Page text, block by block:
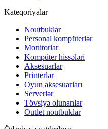
Kateqoriyalar
Noutbuklar
Personal kompüterlər
Monitorlar
Kompüter hissələri
Aksesuarlar
Printerlər
Oyun aksesuarları
Serverlər
Tövsiyə olunanlar
Outlet noutbuklar